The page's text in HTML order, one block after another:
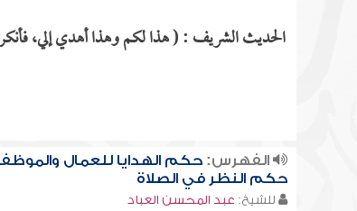
الحديث الشريف : ( هذا لكم وهذا أهدي إلي،
الفهرس:حكم الهدايا للعمال
حكم النظر في الصلاة
للشيخ: عبد المحسن العباد